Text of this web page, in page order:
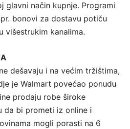
glavni način kupnje. Programi
bonovi za dostavu potiču
višestrukim kanalima.
dešavaju i na većim tržištima,
je Walmart povećao ponudu
prodaju robe široke
da bi prometi iz online i
mogli porasti na 6